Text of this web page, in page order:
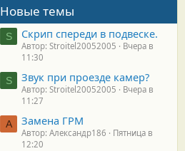
Новые темы
S Скрип спереди в подвеске.
Автор: Stroitel20052005
Вчера в
11:30
S Звук при проезде камер?
Автор: Stroitel20052005
Вчера в
11:27
А Замена ГРМ
Автор: Александр186
Пятница в
12:20